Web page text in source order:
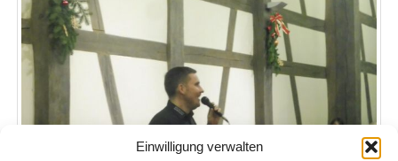
Einwilligung verwalten